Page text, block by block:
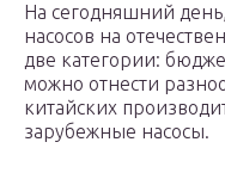
На сегодняшний
насосов на
две категории:
можно отнести
китайских
зарубежные насосы.